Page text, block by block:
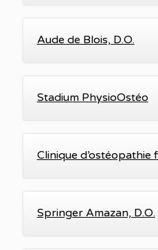
Aude de Blois, D.O.
Stadium PhysioOstéo
Clinique d’ostéopathie
Springer Amazan, D.O.